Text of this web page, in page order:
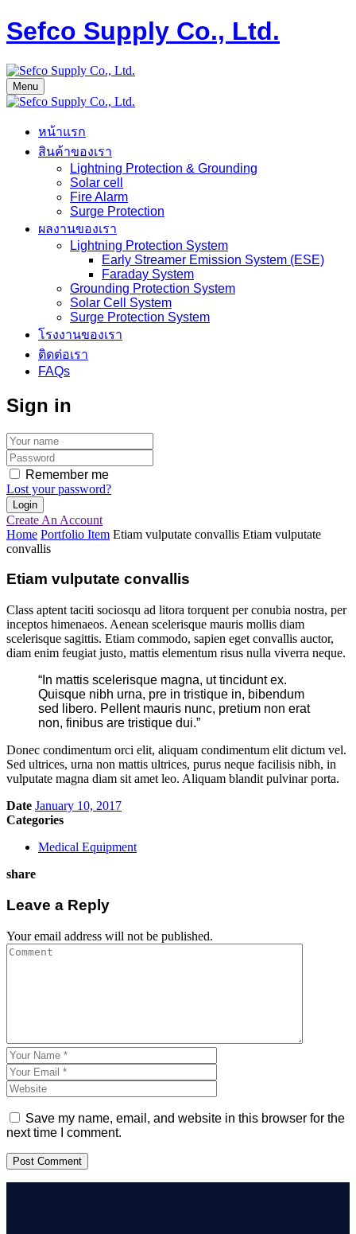
Sefco Supply Co., Ltd.
Menu
หน้าแรก
สินค้าของเรา
Lightning Protection & Grounding
Solar cell
Fire Alarm
Surge Protection
ผลงานของเรา
Lightning Protection System
Early Streamer Emission System (ESE)
Faraday System
Grounding Protection System
Solar Cell System
Surge Protection System
โรงงานของเรา
ติดต่อเรา
FAQs
Sign in
Remember me
Lost your password?
Create An Account
Home Portfolio Item Etiam vulputate convallis Etiam vulputate
convallis
Etiam vulputate convallis
Class aptent taciti sociosqu ad litora torquent per conubia nostra, per
inceptos himenaeos. Aenean scelerisque mauris mollis diam
scelerisque sagittis. Etiam commodo, sapien eget convallis auctor,
diam enim feugiat justo, mattis elementum risus nulla viverra neque.
“In mattis scelerisque magna, ut tincidunt ex.
Quisque nibh urna, pre in tristique in, bibendum
sed libero. Pellent mauris nunc, pretium non erat
non, finibus are tristique dui.”
Donec condimentum orci elit, aliquam condimentum elit dictum vel.
Sed ultrices, urna non mattis ultrices, purus neque facilisis nibh, in
vulputate magna diam sit amet leo. Aliquam blandit pulvinar porta.
Date January 10, 2017
Categories
Medical Equipment
share
Leave a Reply
Your email address will not be published.
Save my name, email, and website in this browser for the
next time I comment.